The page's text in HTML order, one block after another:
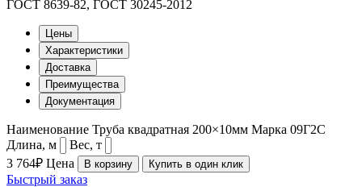
ГОСТ 8639-82, ГОСТ 30245-2012
Цены
Характеристики
Доставка
Преимущества
Документация
Наименование Труба квадратная 200×10мм Марка 09Г2С
Длина, м
Вес, т
3 764₽ Цена В корзину Купить в один клик
Быстрый заказ